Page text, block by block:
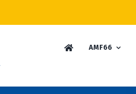
AMF66